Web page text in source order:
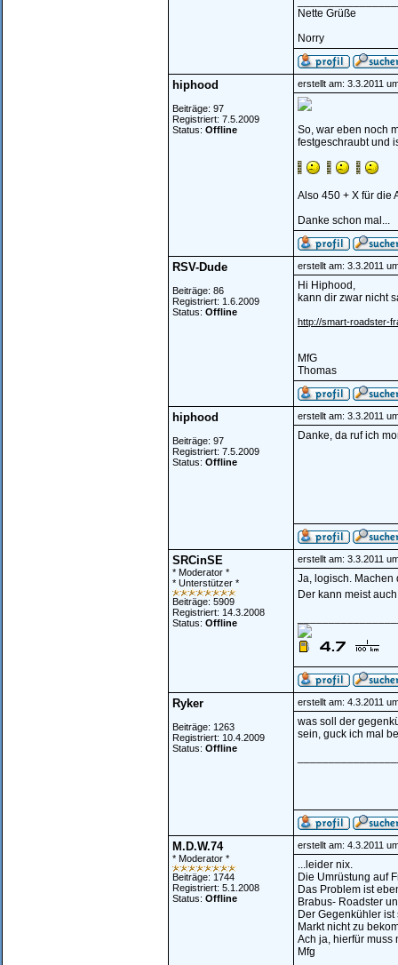
Nette Grüße
Norry
hiphood
Beiträge: 97
Registriert: 7.5.2009
Status: Offline
erstellt am: 3.3.2011
So, war eben noch
festgeschraubt und
Also 450 + X für die
Danke schon mal...
RSV-Dude
Beiträge: 86
Registriert: 1.6.2009
Status: Offline
erstellt am: 3.3.2011
Hi Hiphood,
kann dir zwar nicht
http://smart-roadster-
MfG
Thomas
hiphood
Beiträge: 97
Registriert: 7.5.2009
Status: Offline
erstellt am: 3.3.2011
Danke, da ruf ich
SRCinSE
* Moderator *
* Unterstützer *
Beiträge: 5909
Registriert: 14.3.2008
Status: Offline
erstellt am: 3.3.2011
Ja, logisch. Machen
Der kann meist
Ryker
Beiträge: 1263
Registriert: 10.4.2009
Status: Offline
erstellt am: 4.3.2011
was soll der
sein, guck ich mal
M.D.W.74
* Moderator *
Beiträge: 1744
Registriert: 5.1.2008
Status: Offline
erstellt am: 4.3.2011
...leider nix.
Die Umrüstung auf
Das Problem ist
Brabus- Roadster
Der Gegenkühler
Markt nicht zu
Ach ja, hierfür muss
Mfg